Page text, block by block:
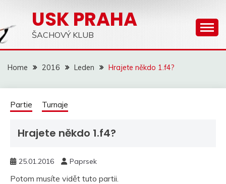
content
USK PRAHA
ŠACHOVÝ KLUB
Home 2016 Leden Hrajete někdo 1.f4?
Partie Turnaje
Hrajete někdo 1.f4?
25.01.2016 Paprsek
Potom musíte vidět tuto partii.